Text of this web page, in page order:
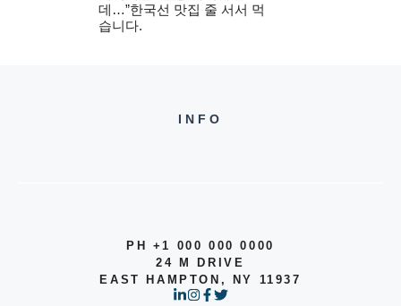
데…”한국선 맛집 줄 서서 먹
습니다.
INFO
PH +1 000 000 0000
24 M DRIVE
EAST HAMPTON, NY 11937